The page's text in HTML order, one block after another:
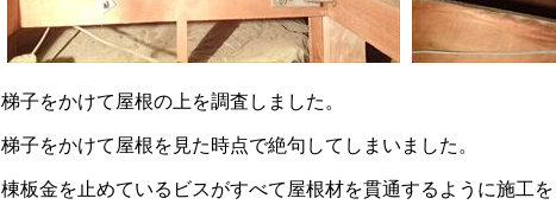
梯子をかけて屋根の上を調査しました。
梯子をかけて屋根を見た時点で絶句してしまいました。
棟板金を止めているビスがすべて屋根材を貫通するように施工を